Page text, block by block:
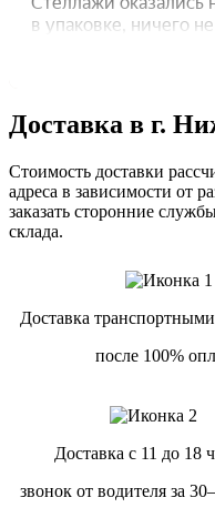
Доставка в г.
Стоимость доставки
адреса в зависимости от
заказать сторонние
склада.
Доставка
после 100%
Доставка с 11 до 18
звонок от водителя за